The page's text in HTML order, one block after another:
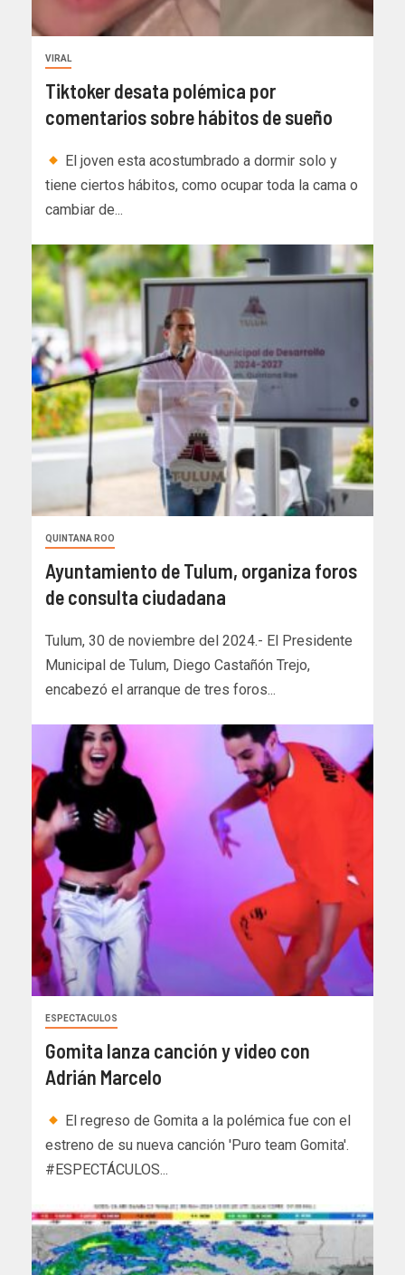
VIRAL
Tiktoker desata polémica por
comentarios sobre hábitos de sueño
El joven esta acostumbrado a dormir solo y
tiene ciertos hábitos, como ocupar toda la cama o
cambiar de...
QUINTANA ROO
Ayuntamiento de Tulum, organiza foros
de consulta ciudadana
Tulum, 30 de noviembre del 2024.- El Presidente
Municipal de Tulum, Diego Castañón Trejo,
encabezó el arranque de tres foros...
ESPECTACULOS
Gomita lanza canción y video con
Adrián Marcelo
El regreso de Gomita a la polémica fue con el
estreno de su nueva canción 'Puro team Gomita'.
#ESPECTÁCULOS...